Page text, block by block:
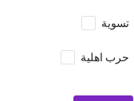
تسوية
حرب اهلية